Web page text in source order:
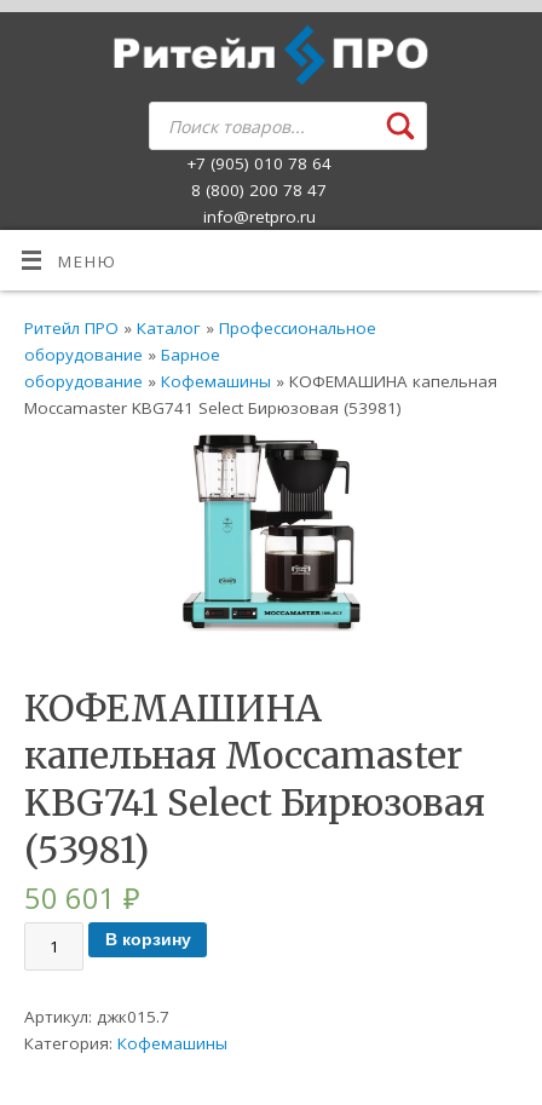
+7 (905) 010 78 64
8 (800) 200 78 47
info@retpro.ru
МЕНЮ
Ритейл ПРО »Каталог »Профессиональное
оборудование »Барное
оборудование »Кофемашины » КОФЕМАШИНА капельная
Moccamaster KBG741 Select Бирюзовая (53981)
КОФЕМАШИНА
капельная Moccamaster
KBG741 Select Бирюзовая
(53981)
50 601₽
В корзину
Артикул: джк015.7
Категория:Кофемашины